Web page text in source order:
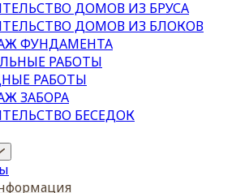
ДОМОВ ИЗ БРУСА
ДОМОВ ИЗ БЛОКОВ
ФУНДАМЕНТА
РАБОТЫ
РАБОТЫ
ЗАБОРА
БЕСЕДОК